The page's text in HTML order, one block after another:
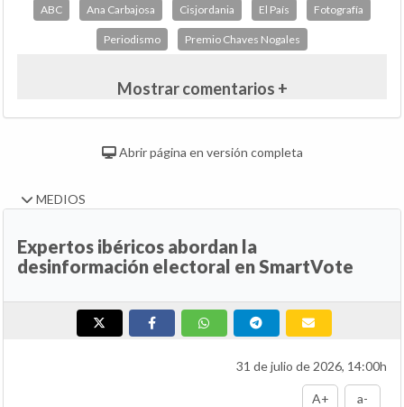
ABC Ana Carbajosa Cisjordania El País Fotografía
Periodismo Premio Chaves Nogales
Mostrar comentarios +
Abrir página en versión completa
MEDIOS
Expertos ibéricos abordan la
desinformación electoral en SmartVote
31 de julio de 2026, 14:00h
A+ a-